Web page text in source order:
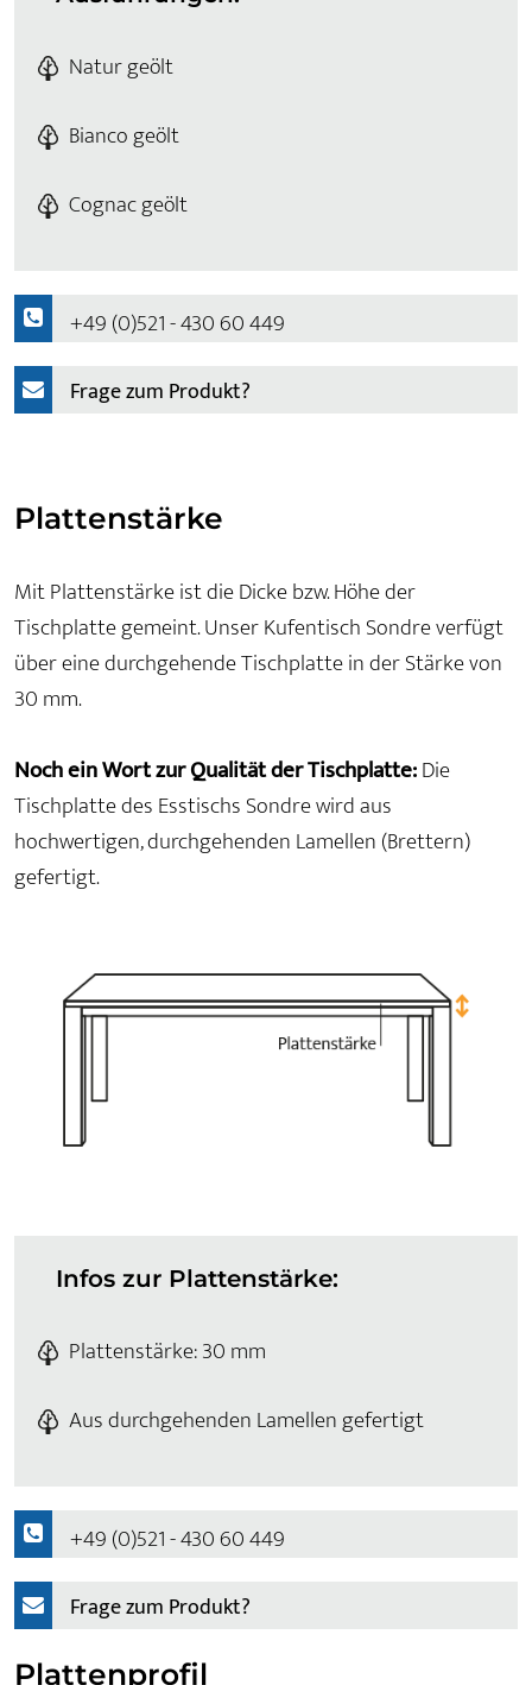
Natur geölt
Bianco geölt
Cognac geölt
+49 (0)521 - 430 60 449
Frage zum Produkt?
Plattenstärke
Mit Plattenstärke ist die Dicke bzw. Höhe der
Tischplatte gemeint. Unser Kufentisch Sondre verfügt
über eine durchgehende Tischplatte in der Stärke von
30 mm.
Noch ein Wort zur Qualität der Tischplatte:Die
Tischplatte des Esstischs Sondre wird aus
hochwertigen, durchgehenden Lamellen (Brettern)
gefertigt.
Infos zur Plattenstärke:
Plattenstärke: 30 mm
Aus durchgehenden Lamellen gefertigt
+49 (0)521 - 430 60 449
Frage zum Produkt?
Plattenprofil